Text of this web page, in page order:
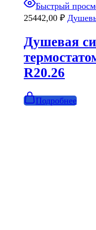
Быстрый
25442,00 ₽
Душевая
R20.26
Подробнее